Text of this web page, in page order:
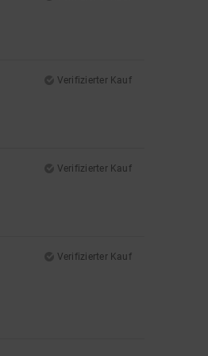
Verifizierter Kauf
Verifizierter Kauf
Verifizierter Kauf